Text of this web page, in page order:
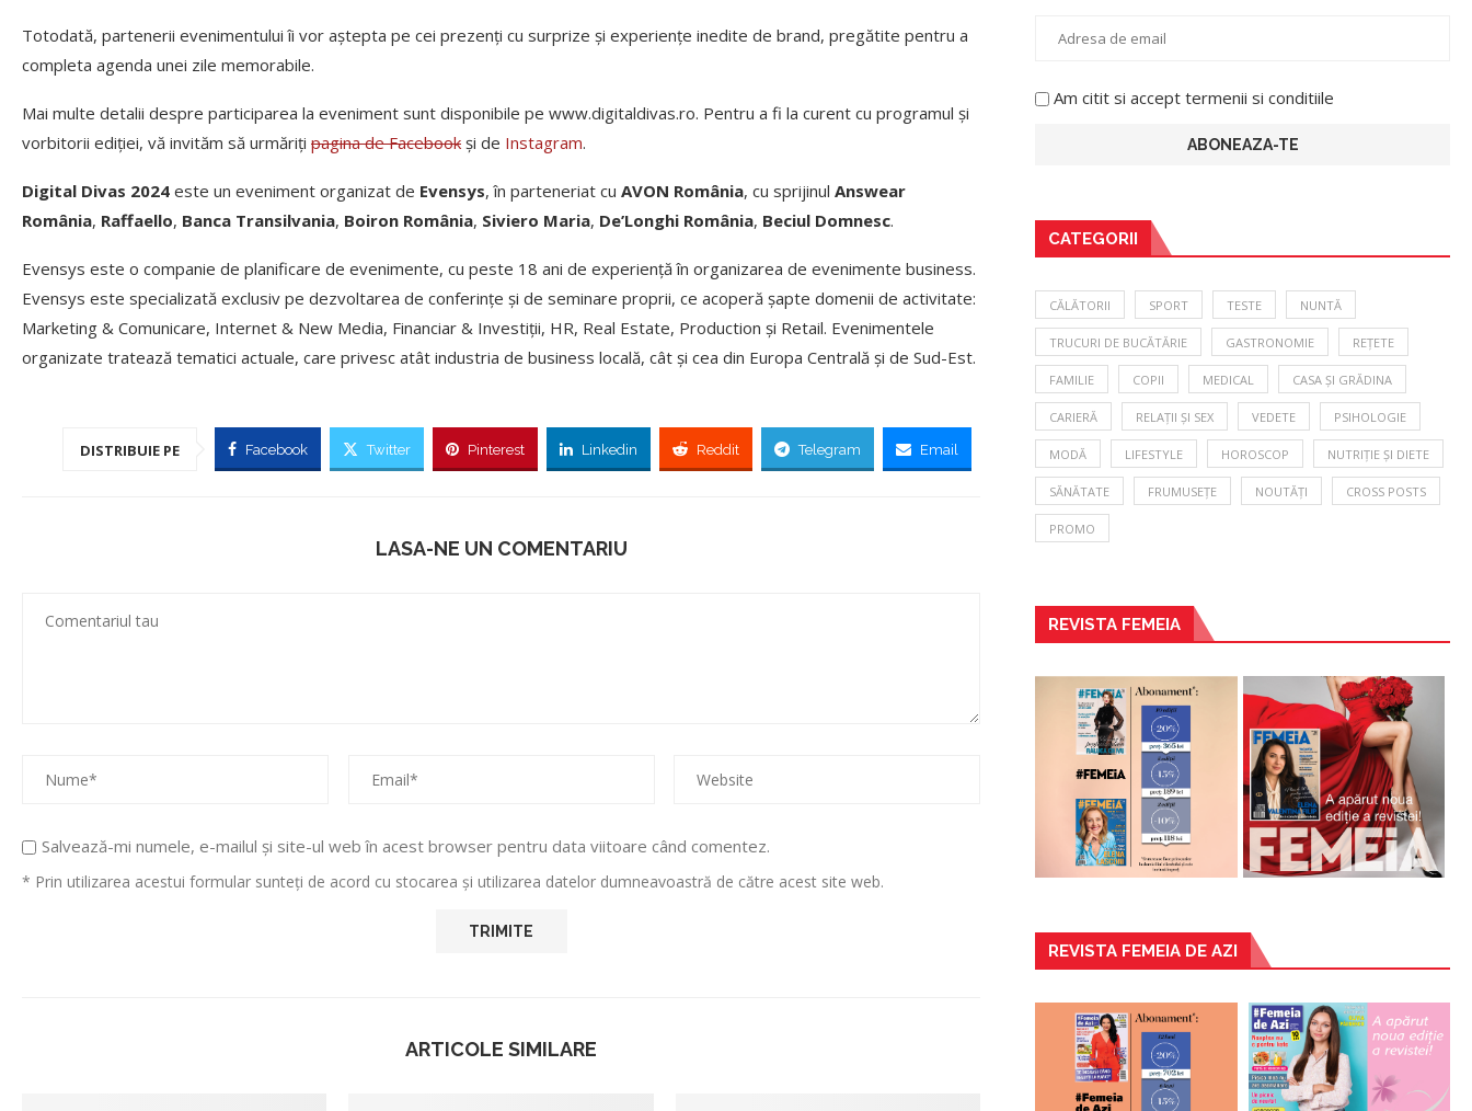
Totodată, partenerii evenimentului îi vor aștepta pe cei prezenți cu surprize și experiențe inedite de brand, pregătite pentru a
completa agenda unei zile memorabile.
Mai multe detalii despre participarea la eveniment sunt disponibile pe www.digitaldivas.ro. Pentru a fi la curent cu programul și
vorbitorii ediției, vă invităm să urmăriți pagina de Facebook și de Instagram.
Digital Divas 2024 este un eveniment organizat de Evensys, în parteneriat cu AVON România, cu sprijinul Answear
România, Raffaello, Banca Transilvania, Boiron România, Siviero Maria, De’Longhi România, Beciul Domnesc.
Evensys este o companie de planificare de evenimente, cu peste 18 ani de experiență în organizarea de evenimente business.
Evensys este specializată exclusiv pe dezvoltarea de conferințe și de seminare proprii, ce acoperă șapte domenii de activitate:
Marketing & Comunicare, Internet & New Media, Financiar & Investiții, HR, Real Estate, Production și Retail. Evenimentele
organizate tratează tematici actuale, care privesc atât industria de business locală, cât și cea din Europa Centrală și de Sud-Est.
DISTRIBUIE PE Facebook Twitter Pinterest Linkedin Reddit Telegram Email
LASA-NE UN COMENTARIU
Salvează-mi numele, e-mailul și site-ul web în acest browser pentru data viitoare când comentez.
* Prin utilizarea acestui formular sunteți de acord cu stocarea și utilizarea datelor dumneavoastră de către acest site web.
ARTICOLE SIMILARE
Am citit si accept termenii si conditiile
CATEGORII
CĂLĂTORII SPORT TESTE NUNTĂ
TRUCURI DE BUCĂTĂRIE GASTRONOMIE REȚETE
FAMILIE COPII MEDICAL CASA ȘI GRĂDINA
CARIERĂ RELAȚII ȘI SEX VEDETE PSIHOLOGIE
MODĂ LIFESTYLE HOROSCOP NUTRIȚIE ȘI DIETE
SĂNĂTATE FRUMUSEȚE NOUTĂȚI CROSS POSTS
PROMO
REVISTA FEMEIA
REVISTA FEMEIA DE AZI